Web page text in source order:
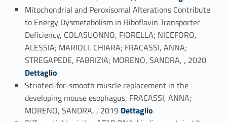
Mitochondrial and Peroxisomal Alterations Contribute
to Energy Dysmetabolism in Riboflavin Transporter
Deficiency, COLASUONNO, FIORELLA; NICEFORO,
ALESSIA; MARIOLI, CHIARA; FRACASSI, ANNA;
STREGAPEDE, FABRIZIA; MORENO, SANDRA, , 2020
Dettaglio
Striated-for-smooth muscle replacement in the
developing mouse esophagus, FRACASSI, ANNA;
MORENO, SANDRA, , 2019 Link identifier #identifier_person_180206-24
Dettaglio